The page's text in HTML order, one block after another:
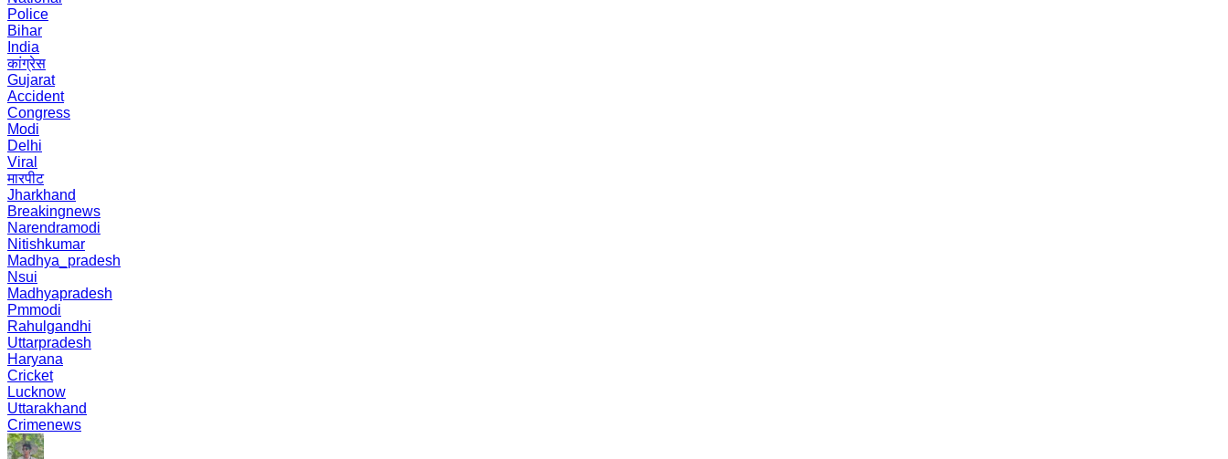
Police
Bihar
India
कांग्रेस
Gujarat
Accident
Congress
Modi
Delhi
Viral
मारपीट
Jharkhand
Breakingnews
Narendramodi
Nitishkumar
Madhya_pradesh
Nsui
Madhyapradesh
Pmmodi
Rahulgandhi
Uttarpradesh
Haryana
Cricket
Lucknow
Uttarakhand
Crimenews